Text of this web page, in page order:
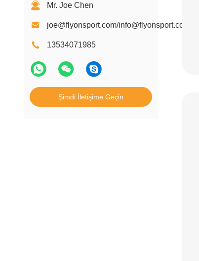
Mr. Joe Chen
joe@flyonsport.com/info@flyonsport.com
13534071985
Şimdi İletişime Geçin